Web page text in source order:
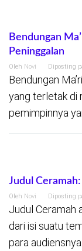
Bendungan
Peninggalan
Oleh Novi Diposting
Bendungan
yang terletak di
pemimpinnya
Judul
Oleh Novi Diposting
Judul Ceramah
dari isi suatu
para audiensnya.